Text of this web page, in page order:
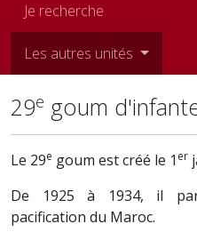
Je recherche
Les autres unités
29e goum
Le 29e goum est créé le 1 er
De 1925 à 1934, il
pacification du Maroc.